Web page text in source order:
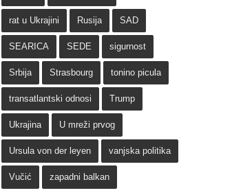
rat u Ukrajini Rusija SAD
SEARICA SEDE sigurnost
Srbija Strasbourg tonino picula
transatlantski odnosi Trump
Ukrajina U mreži prvog
Ursula von der leyen vanjska politika
Vučić zapadni balkan